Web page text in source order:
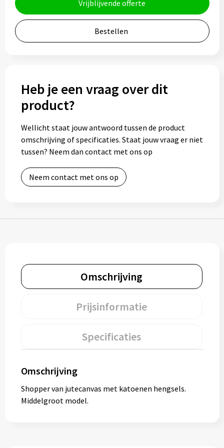
Bidons
Drinkbekers
Thermosflessen
Thermosbekers
Mokken & kopjes
Lunchboxen
Paraplu's
Opvouwbare paraplu's
Technologie
Vrijblijvende offerte
Bestellen
Heb je een vraag over dit
product?
Wellicht staat jouw antwoord tussen de product
omschrijving of specificaties. Staat jouw vraag er niet
tussen? Neem dan contact met ons op
Neem contact met ons op
Omschrijving
Prijsinformatie
Specificaties
Omschrijving
Shopper van jutecanvas met katoenen hengsels.
Middelgroot model.